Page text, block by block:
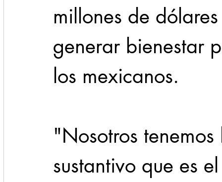
millones de
generar bienestar
los mexicanos.
"Nosotros
sustantivo que es